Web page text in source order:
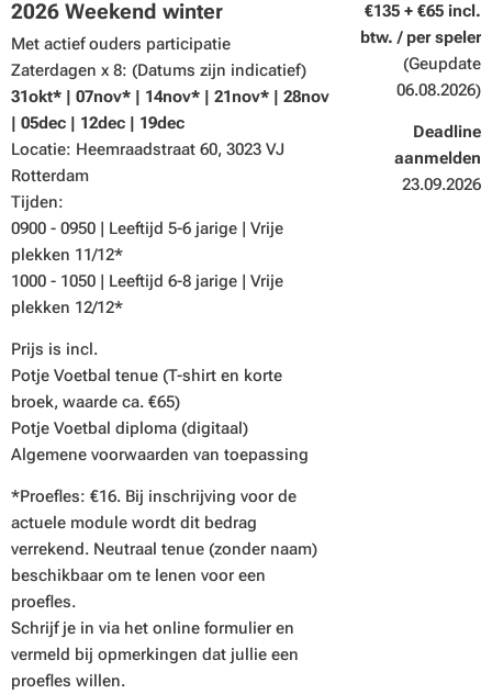
2026 Weekend winter
Met actief ouders participatie
Zaterdagen x 8: (Datums zijn indicatief)
31okt* | 07nov* | 14nov* | 21nov* | 28nov
| 05dec | 12dec | 19dec
Locatie: Heemraadstraat 60, 3023 VJ
Rotterdam
Tijden:
0900 - 0950 | Leeftijd 5-6 jarige | Vrije
plekken 11/12*
1000 - 1050 | Leeftijd 6-8 jarige | Vrije
plekken 12/12*
Prijs is incl.
Potje Voetbal tenue (T-shirt en korte
broek, waarde ca. €65)
Potje Voetbal diploma (digitaal)
Algemene voorwaarden van toepassing
*Proefles: €16. Bij inschrijving voor de
actuele module wordt dit bedrag
verrekend. Neutraal tenue (zonder naam)
beschikbaar om te lenen voor een
proefles.
Schrijf je in via het online formulier en
vermeld bij opmerkingen dat jullie een
proefles willen.
€135 + €65 incl.
btw. / per speler
(Geupdate
06.08.2026)
Deadline
aanmelden
23.09.2026